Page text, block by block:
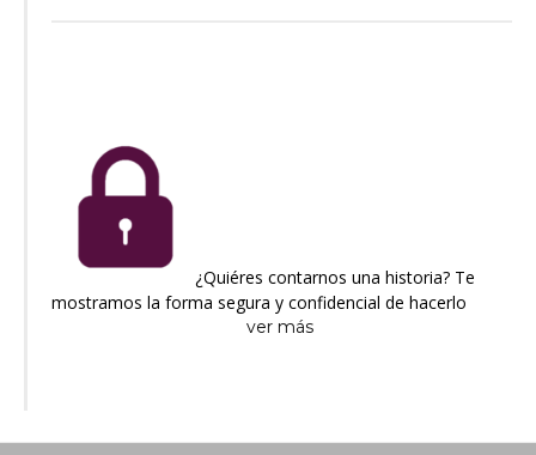
¿Quiéres contarnos una historia? Te
mostramos la forma segura y confidencial de hacerlo
ver más